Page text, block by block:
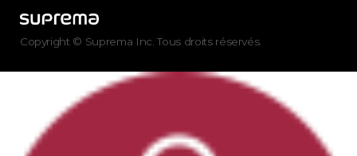
Copyright © Suprema Inc. Tous droits réservés.